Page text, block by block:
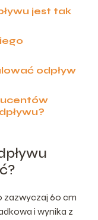
jest tak
odpływ
zazwyczaj 60 cm
i wynika z